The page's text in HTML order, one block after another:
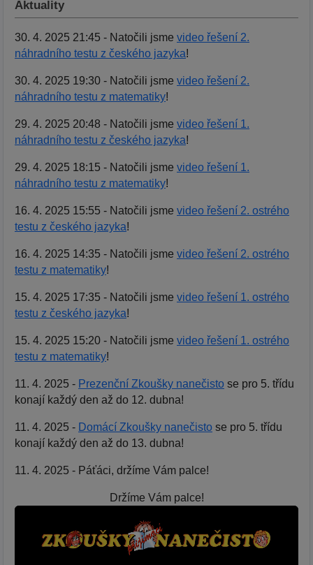
Aktuality
30. 4. 2025 21:45 - Natočili jsme video řešení 2.
náhradního testu z českého jazyka!
30. 4. 2025 19:30 - Natočili jsme video řešení 2.
náhradního testu z matematiky!
29. 4. 2025 20:48 - Natočili jsme video řešení 1.
náhradního testu z českého jazyka!
29. 4. 2025 18:15 - Natočili jsme video řešení 1.
náhradního testu z matematiky!
16. 4. 2025 15:55 - Natočili jsme video řešení 2. ostrého
testu z českého jazyka!
16. 4. 2025 14:35 - Natočili jsme video řešení 2. ostrého
testu z matematiky!
15. 4. 2025 17:35 - Natočili jsme video řešení 1. ostrého
testu z českého jazyka!
15. 4. 2025 15:20 - Natočili jsme video řešení 1. ostrého
testu z matematiky!
11. 4. 2025 - Prezenční Zkoušky nanečisto se pro 5. třídu
konají každý den až do 12. dubna!
11. 4. 2025 - Domácí Zkoušky nanečisto se pro 5. třídu
konají každý den až do 13. dubna!
11. 4. 2025 - Páťáci, držíme Vám palce!
Držíme Vám palce!